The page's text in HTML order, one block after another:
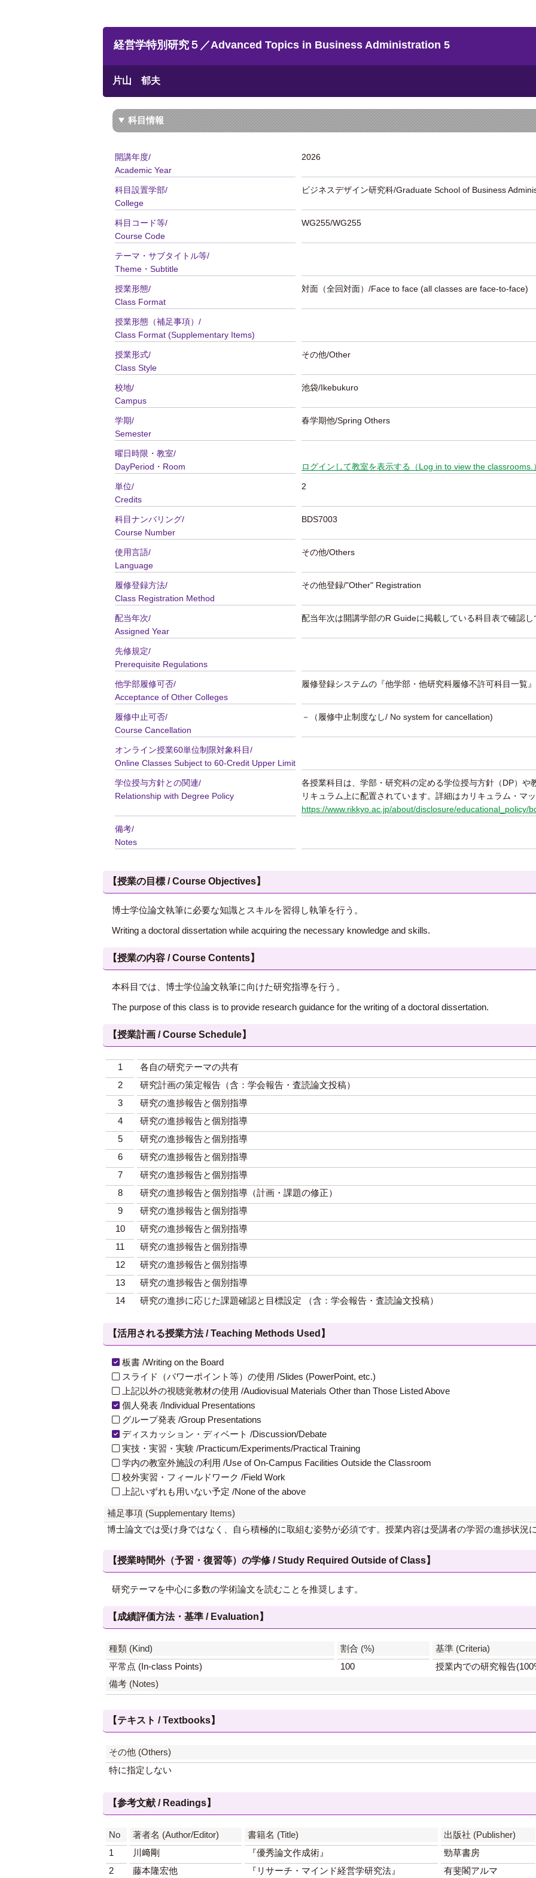
経営学特別研究５／Advanced Topics in Business Administration 5
片山 郁夫
科目情報
開講年度/
Academic Year
2026
科目設置学部/
College
ビジネスデザイン研究科/Graduate School of Business
科目コード等/
Course Code
WG255/WG255
テーマ・サブタイトル等/
Theme・Subtitle
授業形態/
Class Format
対面（全回対面）/Face to face (all classes are face-to-face)
授業形態（補足事項）/
Class Format (Supplementary Items)
授業形式/
Class Style
その他/Other
校地/
Campus
池袋/Ikebukuro
学期/
Semester
春学期他/Spring Others
曜日時限・教室/
DayPeriod・Room
ログインして教室を表示する（Log in to view the classrooms.）
単位/
Credits
2
科目ナンバリング/
Course Number
BDS7003
使用言語/
Language
その他/Others
履修登録方法/
Class Registration Method
その他登録/"Other" Registration
配当年次/
Assigned Year
配当年次は開講学部のR Guideに掲載している科目表で確認し
先修規定/
Prerequisite Regulations
他学部履修可否/
Acceptance of Other Colleges
履修登録システムの『他学部・他研究科履修不許可科目一覧
履修中止可否/
Course Cancellation
－（履修中止制度なし/ No system for cancellation)
オンライン授業60単位制限対象科目/
Online Classes Subject to 60-Credit Upper Limit
学位授与方針との関連/
Relationship with Degree Policy
各授業科目は、学部・研究科の定める学位授与方針（DP）や
リキュラム上に配置されています。詳細はカリキュラム・マ
https://www.rikkyo.ac.jp/about/disclosure/educational_policy/
備考/
Notes
【授業の目標 / Course Objectives】
博士学位論文執筆に必要な知識とスキルを習得し執筆を行う。
Writing a doctoral dissertation while acquiring the necessary knowledge and skills.
【授業の内容 / Course Contents】
本科目では、博士学位論文執筆に向けた研究指導を行う。
The purpose of this class is to provide research guidance for the writing of a doctoral dissertation.
【授業計画 / Course Schedule】
1
各自の研究テーマの共有
2
研究計画の策定報告（含：学会報告・査読論文投稿）
3
研究の進捗報告と個別指導
4
研究の進捗報告と個別指導
5
研究の進捗報告と個別指導
6
研究の進捗報告と個別指導
7
研究の進捗報告と個別指導
8
研究の進捗報告と個別指導（計画・課題の修正）
9
研究の進捗報告と個別指導
10
研究の進捗報告と個別指導
11
研究の進捗報告と個別指導
12
研究の進捗報告と個別指導
13
研究の進捗報告と個別指導
14
研究の進捗に応じた課題確認と目標設定 （含：学会報告・査読論文投稿）
【活用される授業方法 / Teaching Methods Used】
板書 /Writing on the Board
スライド（パワーポイント等）の使用 /Slides (PowerPoint, etc.)
上記以外の視聴覚教材の使用 /Audiovisual Materials Other than Those Listed Above
個人発表 /Individual Presentations
グループ発表 /Group Presentations
ディスカッション・ディベート /Discussion/Debate
実技・実習・実験 /Practicum/Experiments/Practical Training
学内の教室外施設の利用 /Use of On-Campus Facilities Outside the Classroom
校外実習・フィールドワーク /Field Work
上記いずれも用いない予定 /None of the above
補足事項 (Supplementary Items)
博士論文では受け身ではなく、自ら積極的に取組む姿勢が必須です。授業内容は受講者の学習の進捗状況
【授業時間外（予習・復習等）の学修 / Study Required Outside of Class】
研究テーマを中心に多数の学術論文を読むことを推奨します。
【成績評価方法・基準 / Evaluation】
種類 (Kind) 割合 (%)
基準 (Criteria)
平常点 (In-class Points)
100
授業内での研究報告
備考 (Notes)
【テキスト / Textbooks】
その他 (Others)
特に指定しない
【参考文献 / Readings】
No 著者名 (Author/Editor) 書籍名 (Title) 出版社 (Publisher)
1
川﨑剛 『優秀論文作成術』 勁草書房
2
藤本隆宏他 『リサーチ・マインド経営学研究法』 有斐閣アルマ